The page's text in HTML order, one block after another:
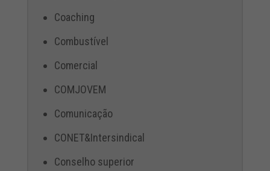
Coaching
Combustível
Comercial
COMJOVEM
Comunicação
CONET&Intersindical
Conselho superior